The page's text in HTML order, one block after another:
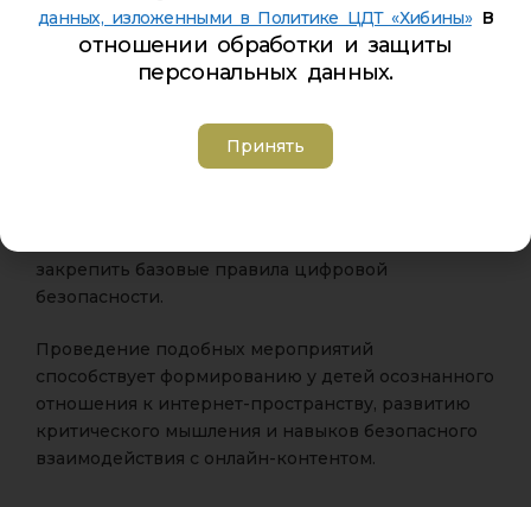
отрабатывали навыки распознавания
подозрительных ссылок и сомнительных
предложений;
обсуждали ответственность за собственные
действия в цифровом пространстве.
закрепить базовые правила цифровой
безопасности.
Проведение подобных мероприятий
способствует формированию у детей осознанного
отношения к интернет-пространству, развитию
критического мышления и навыков безопасного
взаимодействия с онлайн-контентом.
данных, изложенными в Политике ЦДТ «Хибины»в
отношении обработки и защиты
персональных данных.
Принять